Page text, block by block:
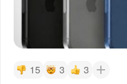
15 3 3